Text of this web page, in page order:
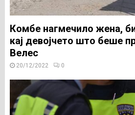
Комбе нагмечило жена,
кај девојчето што беше
Велес
20/12/2022 0